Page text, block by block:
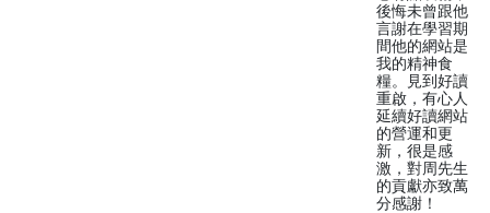
後悔未曾跟他
言謝在學習期
間他的網站是
我的精神食
糧。見到好讀
重啟，有心人
延續好讀網站
的營運和更
新，很是感
激，對周先生
的貢獻亦致萬
分感謝！